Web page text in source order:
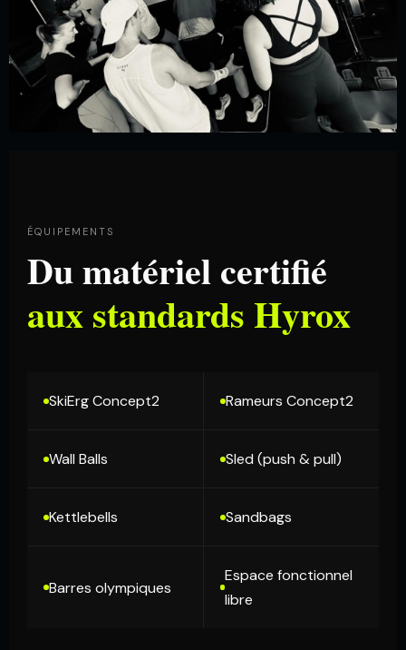
ÉQUIPEMENTS
Du matériel certifié
aux standards Hyrox
SkiErg Concept2 Rameurs Concept2
Wall Balls Sled (push & pull)
Kettlebells Sandbags
Barres olympiques
Espace fonctionnel
libre